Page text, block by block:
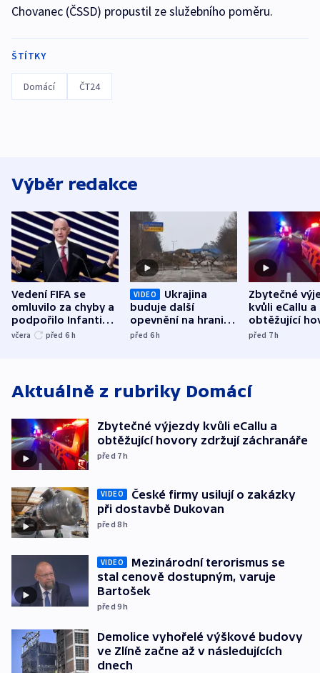
Chovanec (ČSSD) propustil ze služebního poměru.
ŠTÍTKY
Domácí ČT24
Výběr redakce
Vedení FIFA se
omluvilo za chyby a
podpořilo Infantina.
UEFA trvá na
včera před 6 h
VIDEO
Ukrajina
buduje další
opevnění na hranici
s Běloruskem
před 6h
Zbytečné
kvůli eCallu a
obtěžující
zdržují
před 7h
Aktuálně z rubriky Domácí
Zbytečné výjezdy kvůli eCallu a
obtěžující hovory zdržují záchranáře
před 7h
VIDEO
České firmy usilují o zakázky
při dostavbě Dukovan
před 8h
VIDEO
Mezinárodní terorismus se
stal cenově dostupným, varuje
Bartošek
před 9h
Demolice vyhořelé výškové budovy
ve Zlíně začne až v následujících
dnech